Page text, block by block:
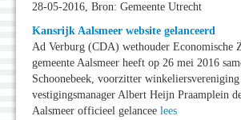
28-05-2016, Bron: Gemeente Utrecht
Kansrijk Aalsmeer website gelanceerd
Ad Verburg (CDA) wethouder Economische
gemeente Aalsmeer heeft op 26 mei 2016
Schoonebeek, voorzitter
vestigingsmanager Albert Heijn Praamplein
Aalsmeer officieel gelancee lees